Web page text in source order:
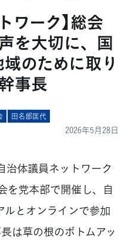
ワーク】総会
を大切に、国
のために取り
事長
田名部匡代
2026年5月28日
体議員ネットワーク
会を党本部で開催し、自
ルとオンラインで参加
は草の根のボトムアッ